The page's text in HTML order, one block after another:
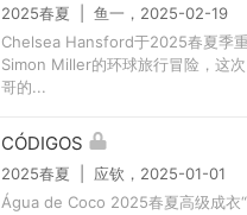
2025春夏 | 鱼一，2025-02-19
Chelsea Hansford于2025春夏季
Simon Miller的环球旅行冒险，这
哥的...
CÓDIGOS
2025春夏 | 应钦，2025-01-01
Água de Coco 2025春夏高级成衣